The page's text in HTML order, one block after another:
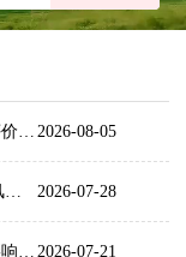
2026-08-05
2026-07-28
2026-07-21